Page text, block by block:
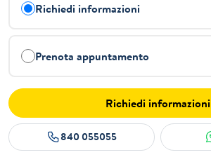
Richiedi informazioni
Prenota appuntamento
Richiedi informazioni
840 055055